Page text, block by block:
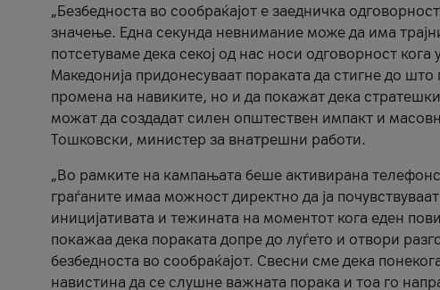
„Безбедноста во сообраќајот е заедничка
значење. Една секунда невнимание може да има
потсетуваме дека секој од нас носи одговорност
Македонија придонесуваат пораката да стигне до
промена на навиките, но и да покажат дека
можат да создадат силен општествен импакт и
Тошковски, министер за внатрешни работи.
„Во рамките на кампањата беше активирана
граѓаните имаа можност директно да ја
иницијативата и тежината на моментот кога еден
покажаа дека пораката допре до луѓето и отвори
безбедноста во сообраќајот. Свесни сме дека
навистина да се слушне важната порака и тоа го